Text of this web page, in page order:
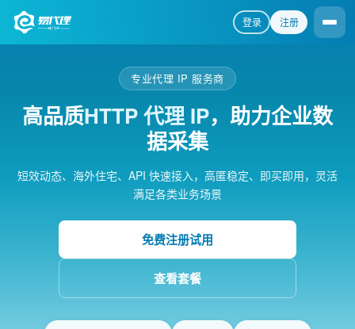
专业代理 IP 服务商
高品质HTTP 代理 IP，助力企业数
据采集
短效动态、海外住宅、API 快速接入，高匿稳定、即买即用，灵活
满足各类业务场景
免费注册试用
查看套餐
登录 注册